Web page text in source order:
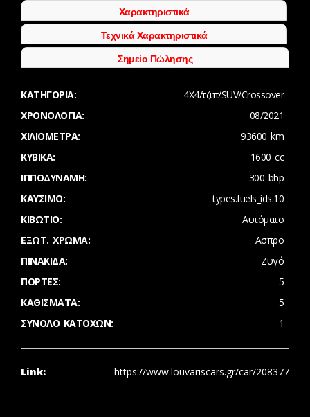
Χαρακτηριστικά
Τεχνικά Χαρακτηριστικά
Σημείο Πώλησης
ΚΑΤΗΓΟΡΊΑ:
4Χ4/τζιπ/SUV/Crossover
ΧΡΟΝΟΛΟΓΊΑ:
08/2021
ΧΙΛΙΌΜΕΤΡΑ:
93600 km
ΚΥΒΙΚΆ:
1600 cc
ΙΠΠΟΔΎΝΑΜΗ:
300 bhp
ΚΑΎΣΙΜΟ:
types.fuels_ids.10
ΚΙΒΏΤΙΟ:
Αυτόματο
ΈΞΩΤ. ΧΡΏΜΑ:
Ασπρο
ΠΙΝΑΚΊΔΑ:
Ζυγό
ΠΌΡΤΕΣ:
5
ΚΑΘΊΣΜΑΤΑ:
5
ΣΎΝΟΛΟ ΚΑΤΌΧΩΝ:
1
Link: https://www.louvariscars.gr/car/208377